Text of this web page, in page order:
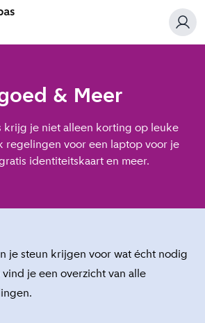
& Meer
krijg je niet alleen korting op leuke
regelingen voor een laptop voor je
identiteitskaart en meer.
je steun krijgen voor wat écht nodig
je een overzicht van alle